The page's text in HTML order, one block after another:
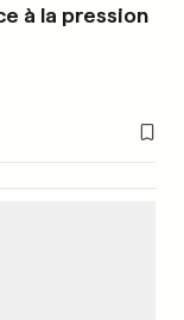
à la pression